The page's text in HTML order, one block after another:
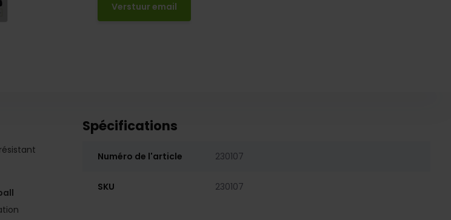
Verstuur email
Spécifications
Numéro de l'article 230107
SKU 230107